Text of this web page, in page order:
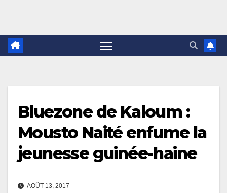
Bluezone de Kaloum :
Mousto Naité enfume la
jeunesse guinée-haine
AOÛT 13, 2017